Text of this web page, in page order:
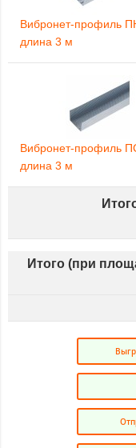
Вибронет-профиль
длина 3 м
Вибронет-профиль
длина 3 м
Итого (при